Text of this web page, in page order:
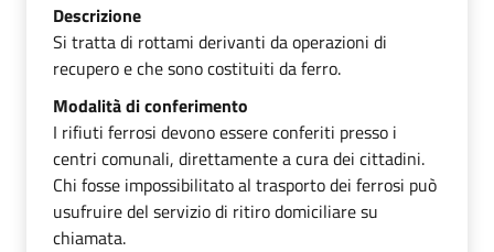
Descrizione
Si tratta di rottami derivanti da operazioni di
recupero e che sono costituiti da ferro.
Modalità di conferimento
I rifiuti ferrosi devono essere conferiti presso i
centri comunali, direttamente a cura dei cittadini.
Chi fosse impossibilitato al trasporto dei ferrosi può
usufruire del servizio di ritiro domiciliare su
chiamata.